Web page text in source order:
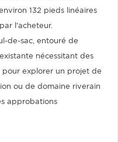
132 pieds linéaires
l'acheteur.
de-sac, entouré de
nécessitant des
pour explorer un projet de
ou de domaine riverain
approbations